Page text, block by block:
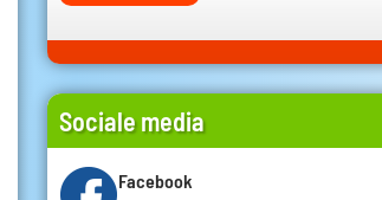
Sociale media
Facebook